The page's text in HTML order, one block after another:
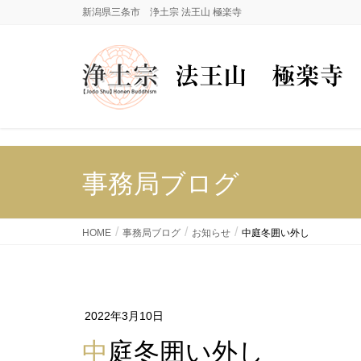
新潟県三条市 浄土宗 法王山 極楽寺
事務局ブログ
HOME 事務局ブログ お知らせ 中庭冬囲い外し
2022年3月10日
中庭冬囲い外し